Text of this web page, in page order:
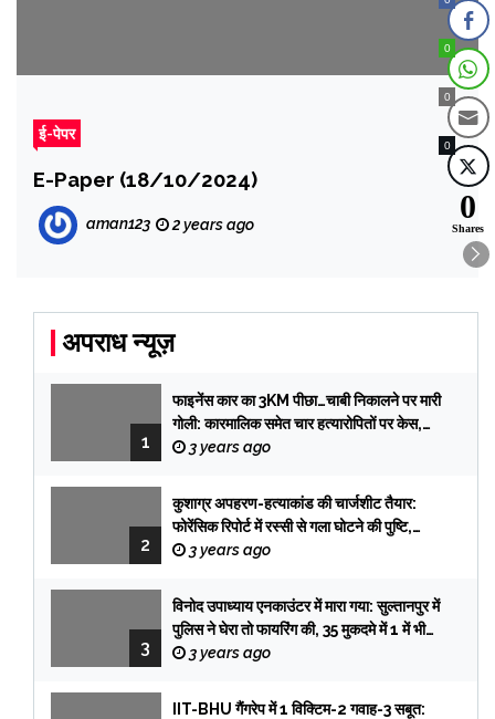
ई-पेपर
E-Paper (18/10/2024)
aman123 2 years ago
अपराध न्यूज़
1
फाइनेंस कार का 3KM पीछा…चाबी निकालने पर मारी
गोली: कारमालिक समेत चार हत्यारोपितों पर केस,
तलाश में टीमें प्रयागराज रवाना
3 years ago
2
कुशाग्र अपहरण-हत्याकांड की चार्जशीट तैयार:
फोरेंसिक रिपोर्ट में रस्सी से गला घोटने की पुष्टि,
फिरौती के लेटर की हैंडराइटिंग प्रभात की, सिक्योरिटी
3 years ago
3
विनोद उपाध्याय एनकाउंटर में मारा गया: सुल्तानपुर में
पुलिस ने घेरा तो फायरिंग की, 35 मुकदमे में 1 में भी
सजा नहीं हुई
3 years ago
IIT-BHU गैंगरेप में 1 विक्टिम-2 गवाह-3 सबूत:
0
0
0
0
Shares